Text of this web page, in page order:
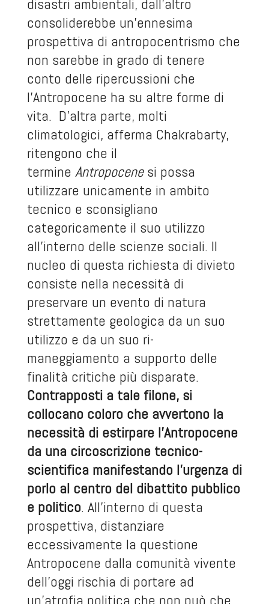
disastri ambientali, dall’altro
consoliderebbe un’ennesima
prospettiva di antropocentrismo che
non sarebbe in grado di tenere
conto delle ripercussioni che
l’Antropocene ha su altre forme di
vita. D’altra parte, molti
climatologici, afferma Chakrabarty,
ritengono che il
termine Antropocenesi possa
utilizzare unicamente in ambito
tecnico e sconsigliano
categoricamente il suo utilizzo
all’interno delle scienze sociali. Il
nucleo di questa richiesta di divieto
consiste nella necessità di
preservare un evento di natura
strettamente geologica da un suo
utilizzo e da un suo ri-
maneggiamento a supporto delle
finalità critiche più disparate.
Contrapposti a tale filone, si
collocano coloro che avvertono la
necessità di estirpare l’Antropocene
da una circoscrizione tecnico-
scientifica manifestando l’urgenza di
porlo al centro del dibattito pubblico
e politico. All’interno di questa
prospettiva, distanziare
eccessivamente la questione
Antropocene dalla comunità vivente
dell’oggi rischia di portare ad
un’atrofia politica che non può che